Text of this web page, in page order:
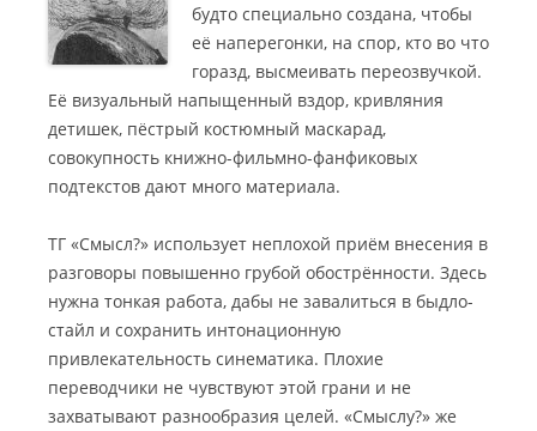
будто специально создана, чтобы
её наперегонки, на спор, кто во что
горазд, высмеивать переозвучкой.
Её визуальный напыщенный вздор, кривляния
детишек, пёстрый костюмный маскарад,
совокупность книжно-фильмно-фанфиковых
подтекстов дают много материала.
ТГ «Смысл?» использует неплохой приём внесения в
разговоры повышенно грубой обострённости. Здесь
нужна тонкая работа, дабы не завалиться в быдло-
стайл и сохранить интонационную
привлекательность синематика. Плохие
переводчики не чувствуют этой грани и не
захватывают разнообразия целей. «Смыслу?» же